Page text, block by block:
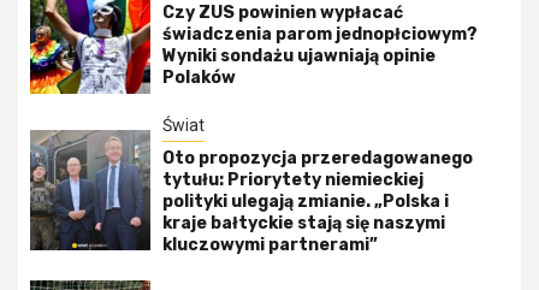
Czy ZUS powinien wypłacać
świadczenia parom jednopłciowym?
Wyniki sondażu ujawniają opinie
Polaków
Świat
Oto propozycja przeredagowanego
tytułu: Priorytety niemieckiej
polityki ulegają zmianie. „Polska i
kraje bałtyckie stają się naszymi
kluczowymi partnerami”